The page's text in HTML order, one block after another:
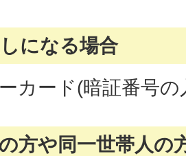
になる場合
カード(暗証番号
方や同一世帯人の